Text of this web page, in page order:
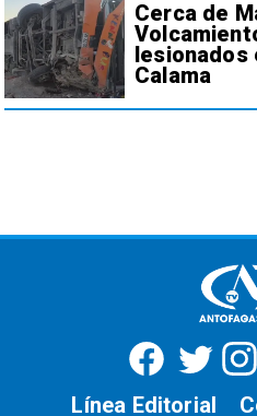
Cerca de
lesionados
Calama
Línea Editorial